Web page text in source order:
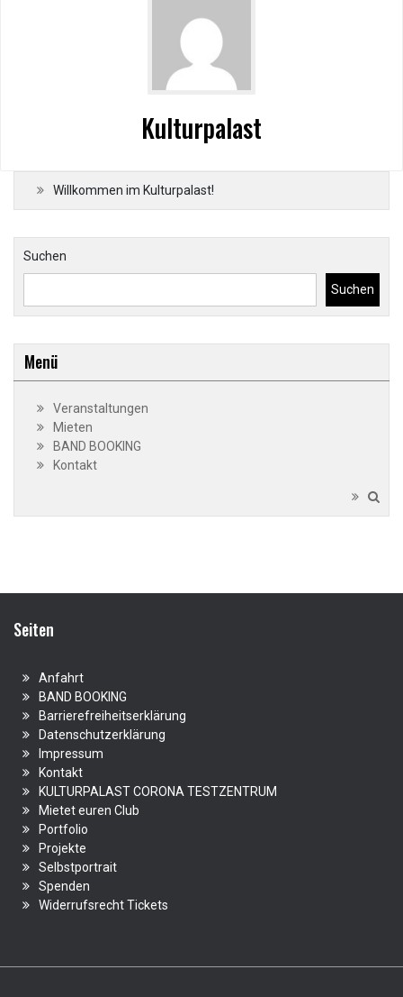
Kulturpalast
Willkommen im Kulturpalast!
Suchen
Suchen
Menü
Veranstaltungen
Mieten
BAND BOOKING
Kontakt
Seiten
Anfahrt
BAND BOOKING
Barrierefreiheitserklärung
Datenschutzerklärung
Impressum
Kontakt
KULTURPALAST CORONA TESTZENTRUM
Mietet euren Club
Portfolio
Projekte
Selbstportrait
Spenden
Widerrufsrecht Tickets